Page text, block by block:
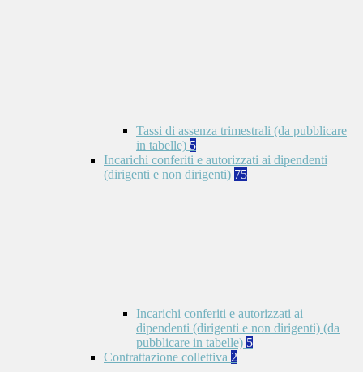
Tassi di assenza trimestrali (da pubblicare
in tabelle) 5
Incarichi conferiti e autorizzati ai dipendenti
(dirigenti e non dirigenti) 75
Incarichi conferiti e autorizzati ai
dipendenti (dirigenti e non dirigenti) (da
pubblicare in tabelle) 5
Contrattazione collettiva 2